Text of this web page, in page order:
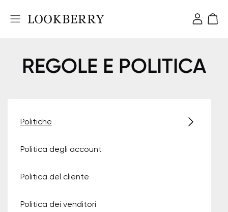
REGOLE E POLITICA
Politiche
Politica degli account
Politica del cliente
Politica dei venditori